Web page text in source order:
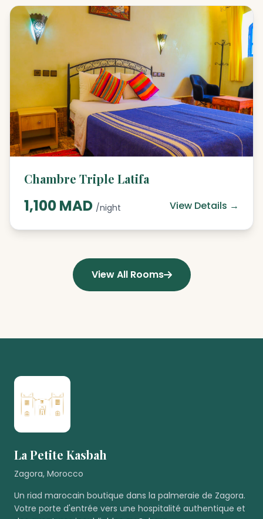
Chambre Triple Latifa
1,100 MAD /night View Details →
View All Rooms
La Petite Kasbah
Zagora, Morocco
Un riad marocain boutique dans la palmeraie de Zagora.
Votre porte d'entrée vers une hospitalité authentique et